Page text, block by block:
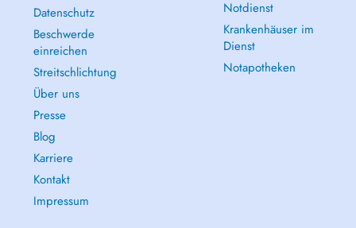
Datenschutz
Beschwerde
einreichen
Streitschlichtung
Über uns
Presse
Blog
Karriere
Kontakt
Impressum
Notdienst
Krankenhäuser im
Dienst
Notapotheken